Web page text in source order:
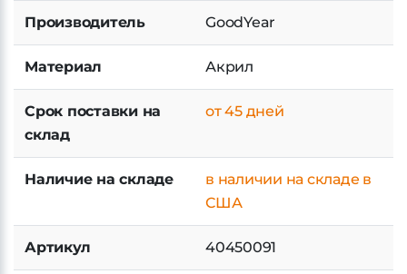
Производитель GoodYear
Материал Акрил
Срок поставки на
склад
от 45 дней
Наличие на складе
в наличии на складе в
США
Артикул 40450091